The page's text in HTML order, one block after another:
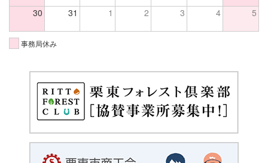
30 31 1 2 3 4 5
事務局休み